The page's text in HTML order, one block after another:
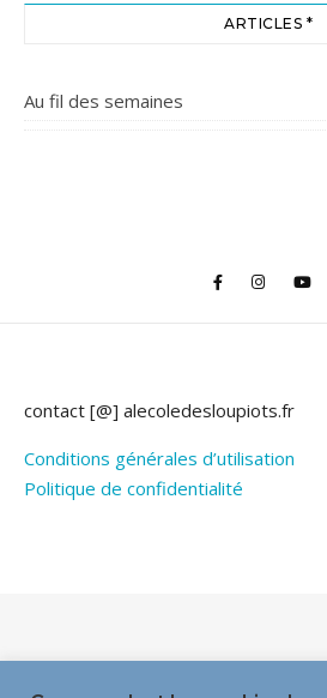
ARTICLES *
Au fil des semaines
contact [@] alecoledesloupiots.fr
Conditions générales d’utilisation
Politique de confidentialité